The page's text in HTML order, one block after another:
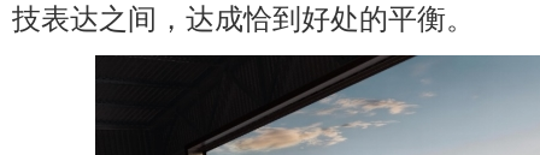
技表达之间，达成恰到好处的平衡。